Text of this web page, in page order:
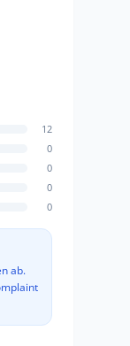
12
0
0
0
0
ab.